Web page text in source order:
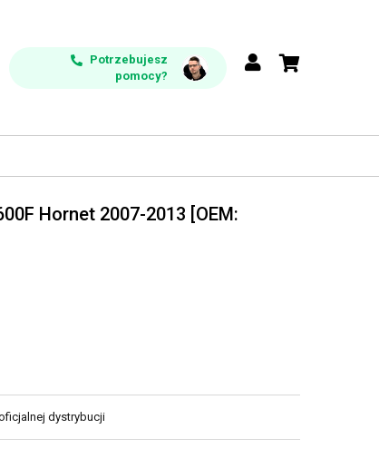
Potrzebujesz
pomocy?
Hornet 2007-2013 [OEM:
dystrybucji